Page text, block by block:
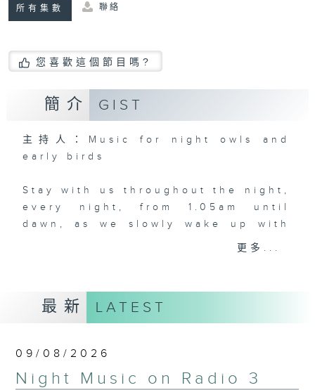
所有集數 聯絡
您喜歡這個節目嗎?
簡介 GIST
主持人：Music for night owls and
early birds
Stay with us throughout the night,
every night, from 1.05am until
dawn, as we slowly wake up with
you. Enjoy the non-stop mellow
and soft rock hits, which gently
grow in pace, moving you towards
the 2000s and a perfect morning
Seven days a week from 1.05am...
更多...
最新 LATEST
09/08/2026
Night Music on Radio 3